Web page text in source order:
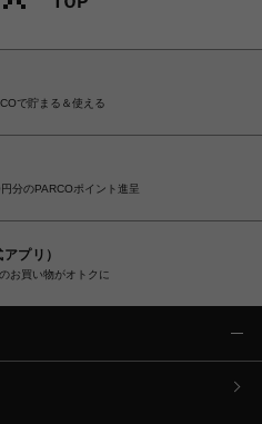
で貯まる＆使える
分のPARCOポイント進呈
プリ）
お買い物がオトクに